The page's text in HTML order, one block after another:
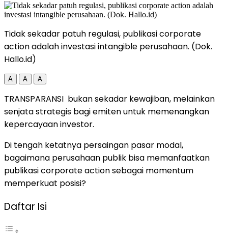
Tidak sekadar patuh regulasi, publikasi corporate
action adalah investasi intangible perusahaan. (Dok.
Hallo.id)
A A A
TRANSPARANSI bukan sekadar kewajiban, melainkan
senjata strategis bagi emiten untuk memenangkan
kepercayaan investor.
Di tengah ketatnya persaingan pasar modal,
bagaimana perusahaan publik bisa memanfaatkan
publikasi corporate action sebagai momentum
memperkuat posisi?
Daftar Isi